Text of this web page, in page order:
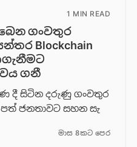
1 MIN READ
ගංවතුර
Blockchain
ග​නී
දී සිටින දරුණු ගංවතුර
ජනතාවට සහන සැ
මාස 8කට පෙර